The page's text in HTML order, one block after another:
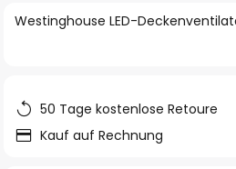
Westinghouse LED-
50 Tage kostenlose Retoure
Kauf auf Rechnung